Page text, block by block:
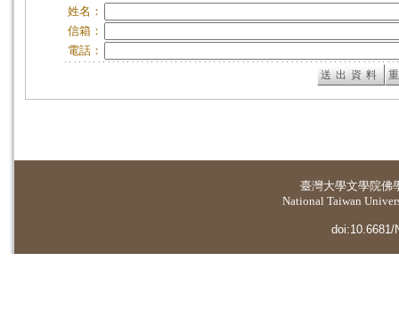
姓名：
信箱：
電話：
臺灣大學文學院佛
National Taiwan
doi:10.6681/